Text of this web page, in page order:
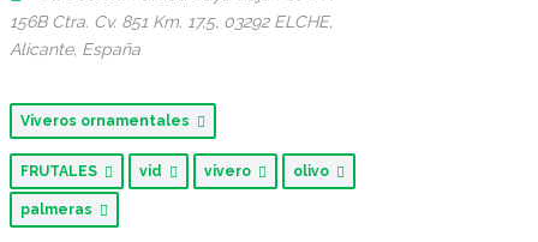
156B Ctra. Cv. 851 Km. 17,5, 03292 ELCHE,
Alicante, España
Viveros ornamentales
FRUTALES vid vivero olivo
palmeras